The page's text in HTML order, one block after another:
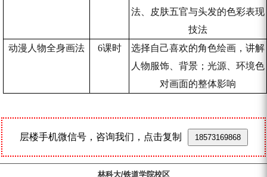
法、皮肤五官与头发的色彩表现
技法
动漫人物全身画法
6课时
选择自己喜欢的角色绘画，讲解
人物服饰、背景；光源、环境色
对画面的整体影响
层楼手机微信号，咨询我们，点击复制 18573169868
林科大/铁道学院校区